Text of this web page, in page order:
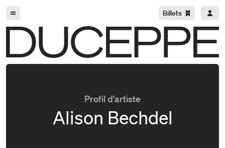
Billets
Profil d'artiste
Alison Bechdel